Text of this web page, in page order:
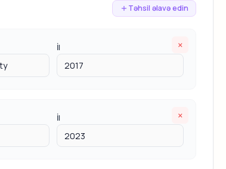
Təhsil əlavə edin
×
İl
×
İl